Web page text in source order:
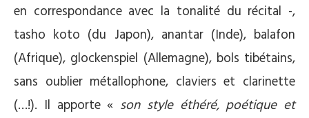
en correspondance avec la tonalité du récital -,
tasho koto (du Japon), anantar (Inde), balafon
(Afrique), glockenspiel (Allemagne), bols tibétains,
sans oublier métallophone, claviers et clarinette
(…!). Il apporte « son style éthéré, poétique et